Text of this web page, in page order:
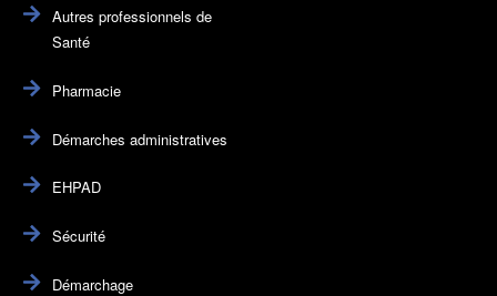
Autres professionnels de
Santé
Pharmacie
Démarches administratives
EHPAD
Sécurité
Démarchage